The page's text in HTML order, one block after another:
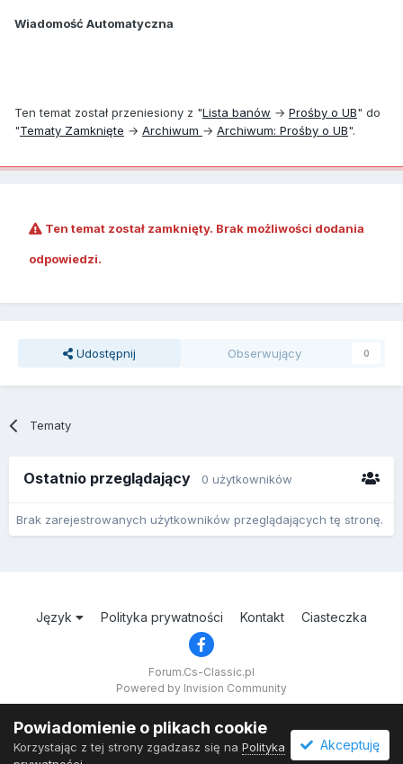
Wiadomość Automatyczna
Ten temat został przeniesiony z "Lista banów → Prośby o UB" do
"Tematy Zamknięte → Archiwum → Archiwum: Prośby o UB".
Ten temat został zamknięty. Brak możliwości dodania
odpowiedzi.
Udostępnij Obserwujący 0
Tematy
Ostatnio przeglądający 0 użytkowników
Brak zarejestrowanych użytkowników przeglądających tę stronę.
Język Polityka prywatności Kontakt Ciasteczka
Forum.Cs-Classic.pl
Powered by Invision Community
Powiadomienie o plikach cookie
Korzystając z tej strony zgadzasz się na Polityka
Akceptuję